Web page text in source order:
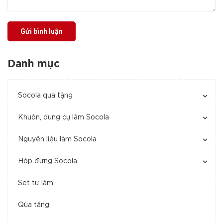
Gửi bình luận
Danh mục
Socola quà tặng
Khuôn, dụng cụ làm Socola
Nguyên liệu làm Socola
Hộp đựng Socola
Set tự làm
Qùa tặng